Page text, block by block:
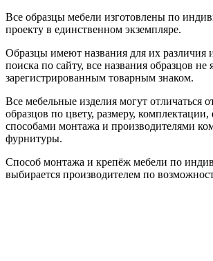
Все образцы мебели изготовлены по
проекту в единственном экземпляре.
Образцы имеют названия для их различия
поиска по сайту, все названия образцов не
зарегистрированным товарным знаком.
Все мебельные изделия могут отличаться
образцов по цвету, размеру,
способами монтажа и производителями
фурнитуры.
Способ монтажа и крепёж мебели по
выбирается производителем по